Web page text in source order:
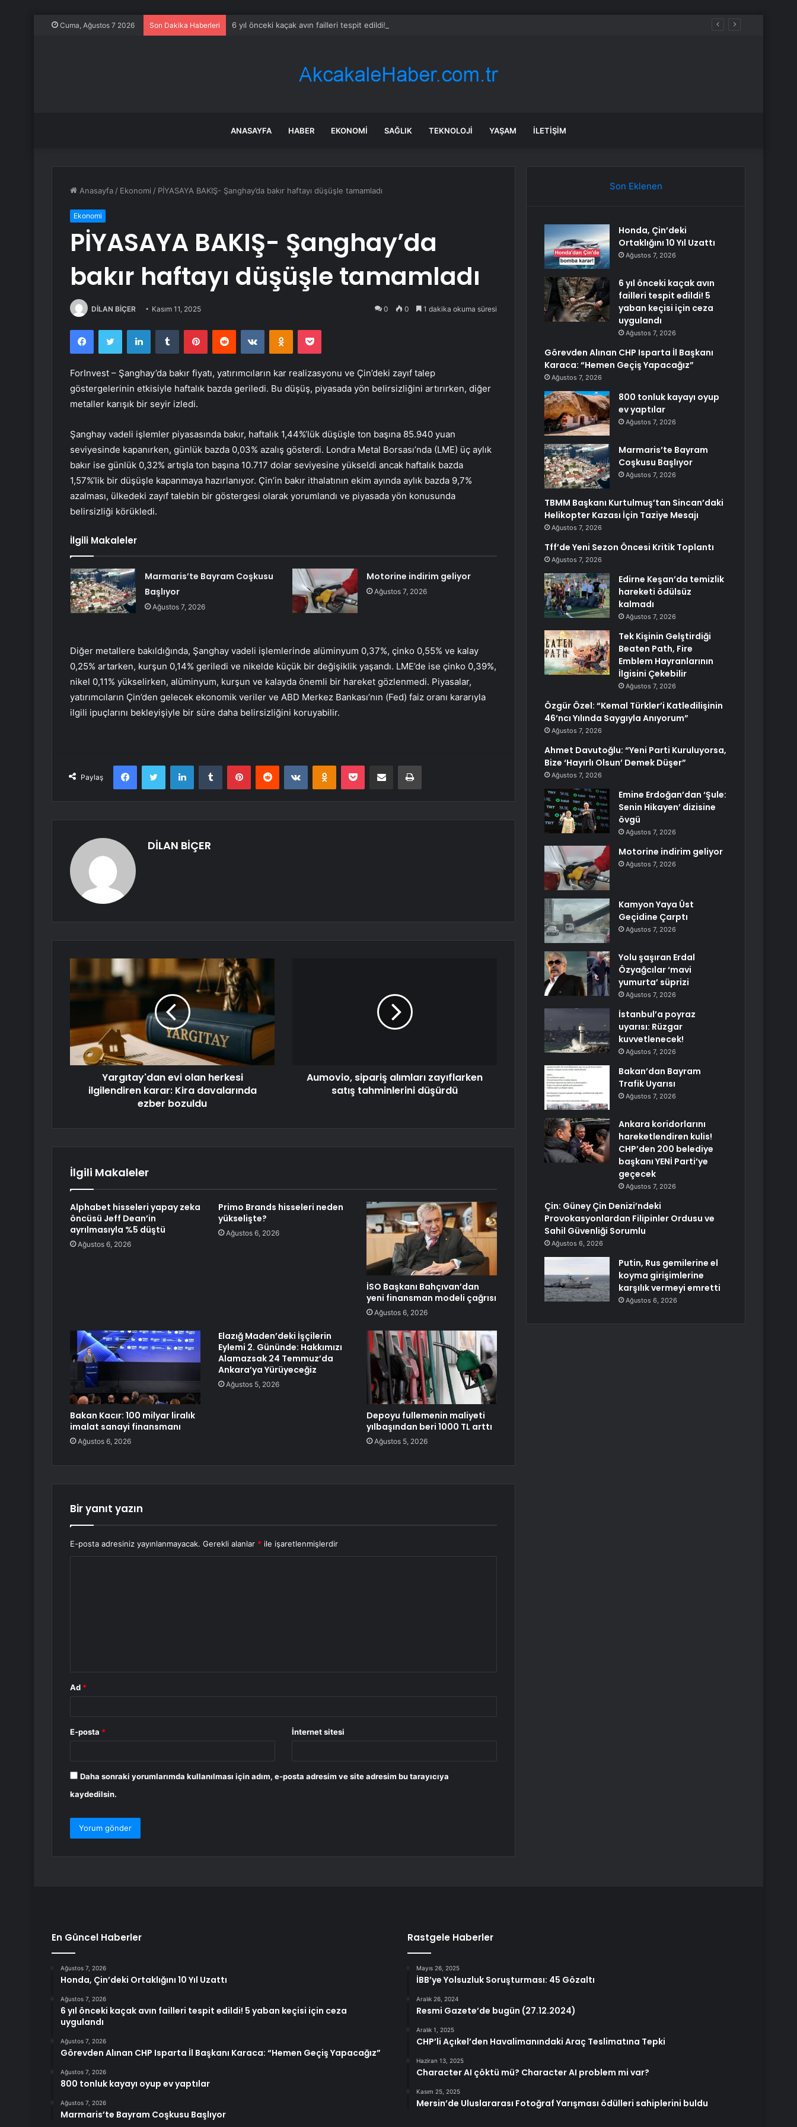
Cuma, Ağustos 7 2026 Son Dakika Haberleri 6 yıl önceki kaçak avın failleri tespit edildi! 5 yaban keçisi için ceza uygulandı
ANASAYFA HABER EKONOMI SAĞLIK TEKNOLOJI YAŞAM İLETIŞIM
Anasayfa / Ekonomi / PİYASAYA BAKIŞ- Şanghay’da bakır haftayı düşüşle tamamladı
Ekonomi
PİYASAYA BAKIŞ- Şanghay’da
bakır haftayı düşüşle tamamladı
DİLAN BİÇER Kasım 11, 2025 0 0 1 dakika okuma süresi
FacebookTwitter LinkedInTumblr PinterestReddit VKontakteOdnoklassniki
Pocket
ForInvest – Şanghay’da bakır fiyatı, yatırımcıların kar realizasyonu ve Çin’deki zayıf talep
göstergelerinin etkisiyle haftalık bazda geriledi. Bu düşüş, piyasada yön belirsizliğini artırırken, diğer
metaller karışık bir seyir izledi.
Şanghay vadeli işlemler piyasasında bakır, haftalık 1,44%’lük düşüşle ton başına 85.940 yuan
seviyesinde kapanırken, günlük bazda 0,03% azalış gösterdi. Londra Metal Borsası’nda (LME) üç aylık
bakır ise günlük 0,32% artışla ton başına 10.717 dolar seviyesine yükseldi ancak haftalık bazda
1,57%’lik bir düşüşle kapanmaya hazırlanıyor. Çin’in bakır ithalatının ekim ayında aylık bazda 9,7%
azalması, ülkedeki zayıf talebin bir göstergesi olarak yorumlandı ve piyasada yön konusunda
belirsizliği körükledi.
İlgili Makaleler
Marmaris’te Bayram Coşkusu
Başlıyor
Ağustos 7, 2026
Motorine indirim geliyor
Ağustos 7, 2026
Diğer metallere bakıldığında, Şanghay vadeli işlemlerinde alüminyum 0,37%, çinko 0,55% ve kalay
0,25% artarken, kurşun 0,14% geriledi ve nikelde küçük bir değişiklik yaşandı. LME’de ise çinko 0,39%,
nikel 0,11% yükselirken, alüminyum, kurşun ve kalayda önemli bir hareket gözlenmedi. Piyasalar,
yatırımcıların Çin’den gelecek ekonomik veriler ve ABD Merkez Bankası’nın (Fed) faiz oranı kararıyla
ilgili ipuçlarını bekleyişiyle bir süre daha belirsizliğini koruyabilir.
Paylaş
FacebookTwitter LinkedInTumblr PinterestReddit VKontakteOdnoklassniki
Pocket E-Posta ile paylaş Yazdır
DİLAN BİÇER
Yargıtay'dan evi olan herkesi
ilgilendiren karar: Kira davalarında
ezber bozuldu
Aumovio, sipariş alımları zayıflarken
satış tahminlerini düşürdü
İlgili Makaleler
Alphabet hisseleri yapay zeka
öncüsü Jeff Dean’in
ayrılmasıyla %5 düştü
Ağustos 6, 2026
Primo Brands hisseleri neden
yükselişte?
Ağustos 6, 2026
İSO Başkanı Bahçıvan’dan
yeni finansman modeli çağrısı
Ağustos 6, 2026
Bakan Kacır: 100 milyar liralık
imalat sanayi finansmanı
Ağustos 6, 2026
Elazığ Maden’deki İşçilerin
Eylemi 2. Gününde: Hakkımızı
Alamazsak 24 Temmuz’da
Ankara’ya Yürüyeceğiz
Ağustos 5, 2026
Depoyu fullemenin maliyeti
yılbaşından beri 1000 TL arttı
Ağustos 5, 2026
Bir yanıt yazın
E-posta adresiniz yayınlanmayacak. Gerekli alanlar * ile işaretlenmişlerdir
Ad *
E-posta * İnternet sitesi
Daha sonraki yorumlarımda kullanılması için adım, e-posta adresim ve site adresim bu tarayıcıya
kaydedilsin.
Son Eklenen
Honda, Çin’deki
Ortaklığını 10 Yıl Uzattı
Ağustos 7, 2026
6 yıl önceki kaçak avın
failleri tespit edildi! 5
yaban keçisi için ceza
uygulandı
Ağustos 7, 2026
Görevden Alınan CHP Isparta İl Başkanı
Karaca: “Hemen Geçiş Yapacağız”
Ağustos 7, 2026
800 tonluk kayayı oyup
ev yaptılar
Ağustos 7, 2026
Marmaris’te Bayram
Coşkusu Başlıyor
Ağustos 7, 2026
TBMM Başkanı Kurtulmuş’tan Sincan’daki
Helikopter Kazası İçin Taziye Mesajı
Ağustos 7, 2026
Tff’de Yeni Sezon Öncesi Kritik Toplantı
Ağustos 7, 2026
Edirne Keşan’da temizlik
hareketi ödülsüz
kalmadı
Ağustos 7, 2026
Tek Kişinin Gelştirdiği
Beaten Path, Fire
Emblem Hayranlarının
İlgisini Çekebilir
Ağustos 7, 2026
Özgür Özel: “Kemal Türkler’i Katledilişinin
46’ncı Yılında Saygıyla Anıyorum”
Ağustos 7, 2026
Ahmet Davutoğlu: “Yeni Parti Kuruluyorsa,
Bize ‘Hayırlı Olsun’ Demek Düşer”
Ağustos 7, 2026
Emine Erdoğan’dan ‘Şule:
Senin Hikayen’ dizisine
övgü
Ağustos 7, 2026
Motorine indirim geliyor
Ağustos 7, 2026
Kamyon Yaya Üst
Geçidine Çarptı
Ağustos 7, 2026
Yolu şaşıran Erdal
Özyağcılar ‘mavi
yumurta’ süprizi
Ağustos 7, 2026
İstanbul’a poyraz
uyarısı: Rüzgar
kuvvetlenecek!
Ağustos 7, 2026
Bakan’dan Bayram
Trafik Uyarısı
Ağustos 7, 2026
Ankara koridorlarını
hareketlendiren kulis!
CHP’den 200 belediye
başkanı YENİ Parti’ye
geçecek
Ağustos 7, 2026
Çin: Güney Çin Denizi’ndeki
Provokasyonlardan Filipinler Ordusu ve
Sahil Güvenliği Sorumlu
Ağustos 6, 2026
Putin, Rus gemilerine el
koyma girişimlerine
karşılık vermeyi emretti
Ağustos 6, 2026
En Güncel Haberler
Ağustos 7, 2026
Honda, Çin’deki Ortaklığını 10 Yıl Uzattı
Ağustos 7, 2026
6 yıl önceki kaçak avın failleri tespit edildi! 5 yaban keçisi için ceza
uygulandı
Ağustos 7, 2026
Görevden Alınan CHP Isparta İl Başkanı Karaca: “Hemen Geçiş Yapacağız”
Ağustos 7, 2026
800 tonluk kayayı oyup ev yaptılar
Ağustos 7, 2026
Marmaris’te Bayram Coşkusu Başlıyor
Rastgele Haberler
Mayıs 26, 2025
İBB’ye Yolsuzluk Soruşturması: 45 Gözaltı
Aralık 26, 2024
Resmi Gazete’de bugün (27.12.2024)
Aralık 1, 2025
CHP’li Açıkel’den Havalimanındaki Araç Teslimatına Tepki
Haziran 13, 2025
Character AI çöktü mü? Character AI problem mi var?
Kasım 25, 2025
Mersin’de Uluslararası Fotoğraf Yarışması ödülleri sahiplerini buldu